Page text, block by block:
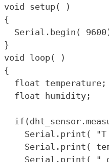
//2018.6.28
#include
#define
//#define
//#define
static const int
DHT_nonblocking